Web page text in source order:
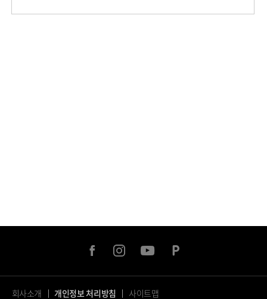
facebookinstagramyoutube
회사소개 개인정보 처리방침 사이트맵